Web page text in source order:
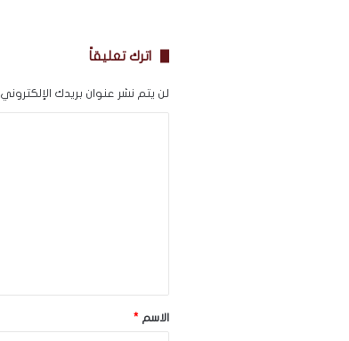
اترك تعليقاً
لن يتم نشر عنوان بريدك الإلكتروني.
*
الاسم *